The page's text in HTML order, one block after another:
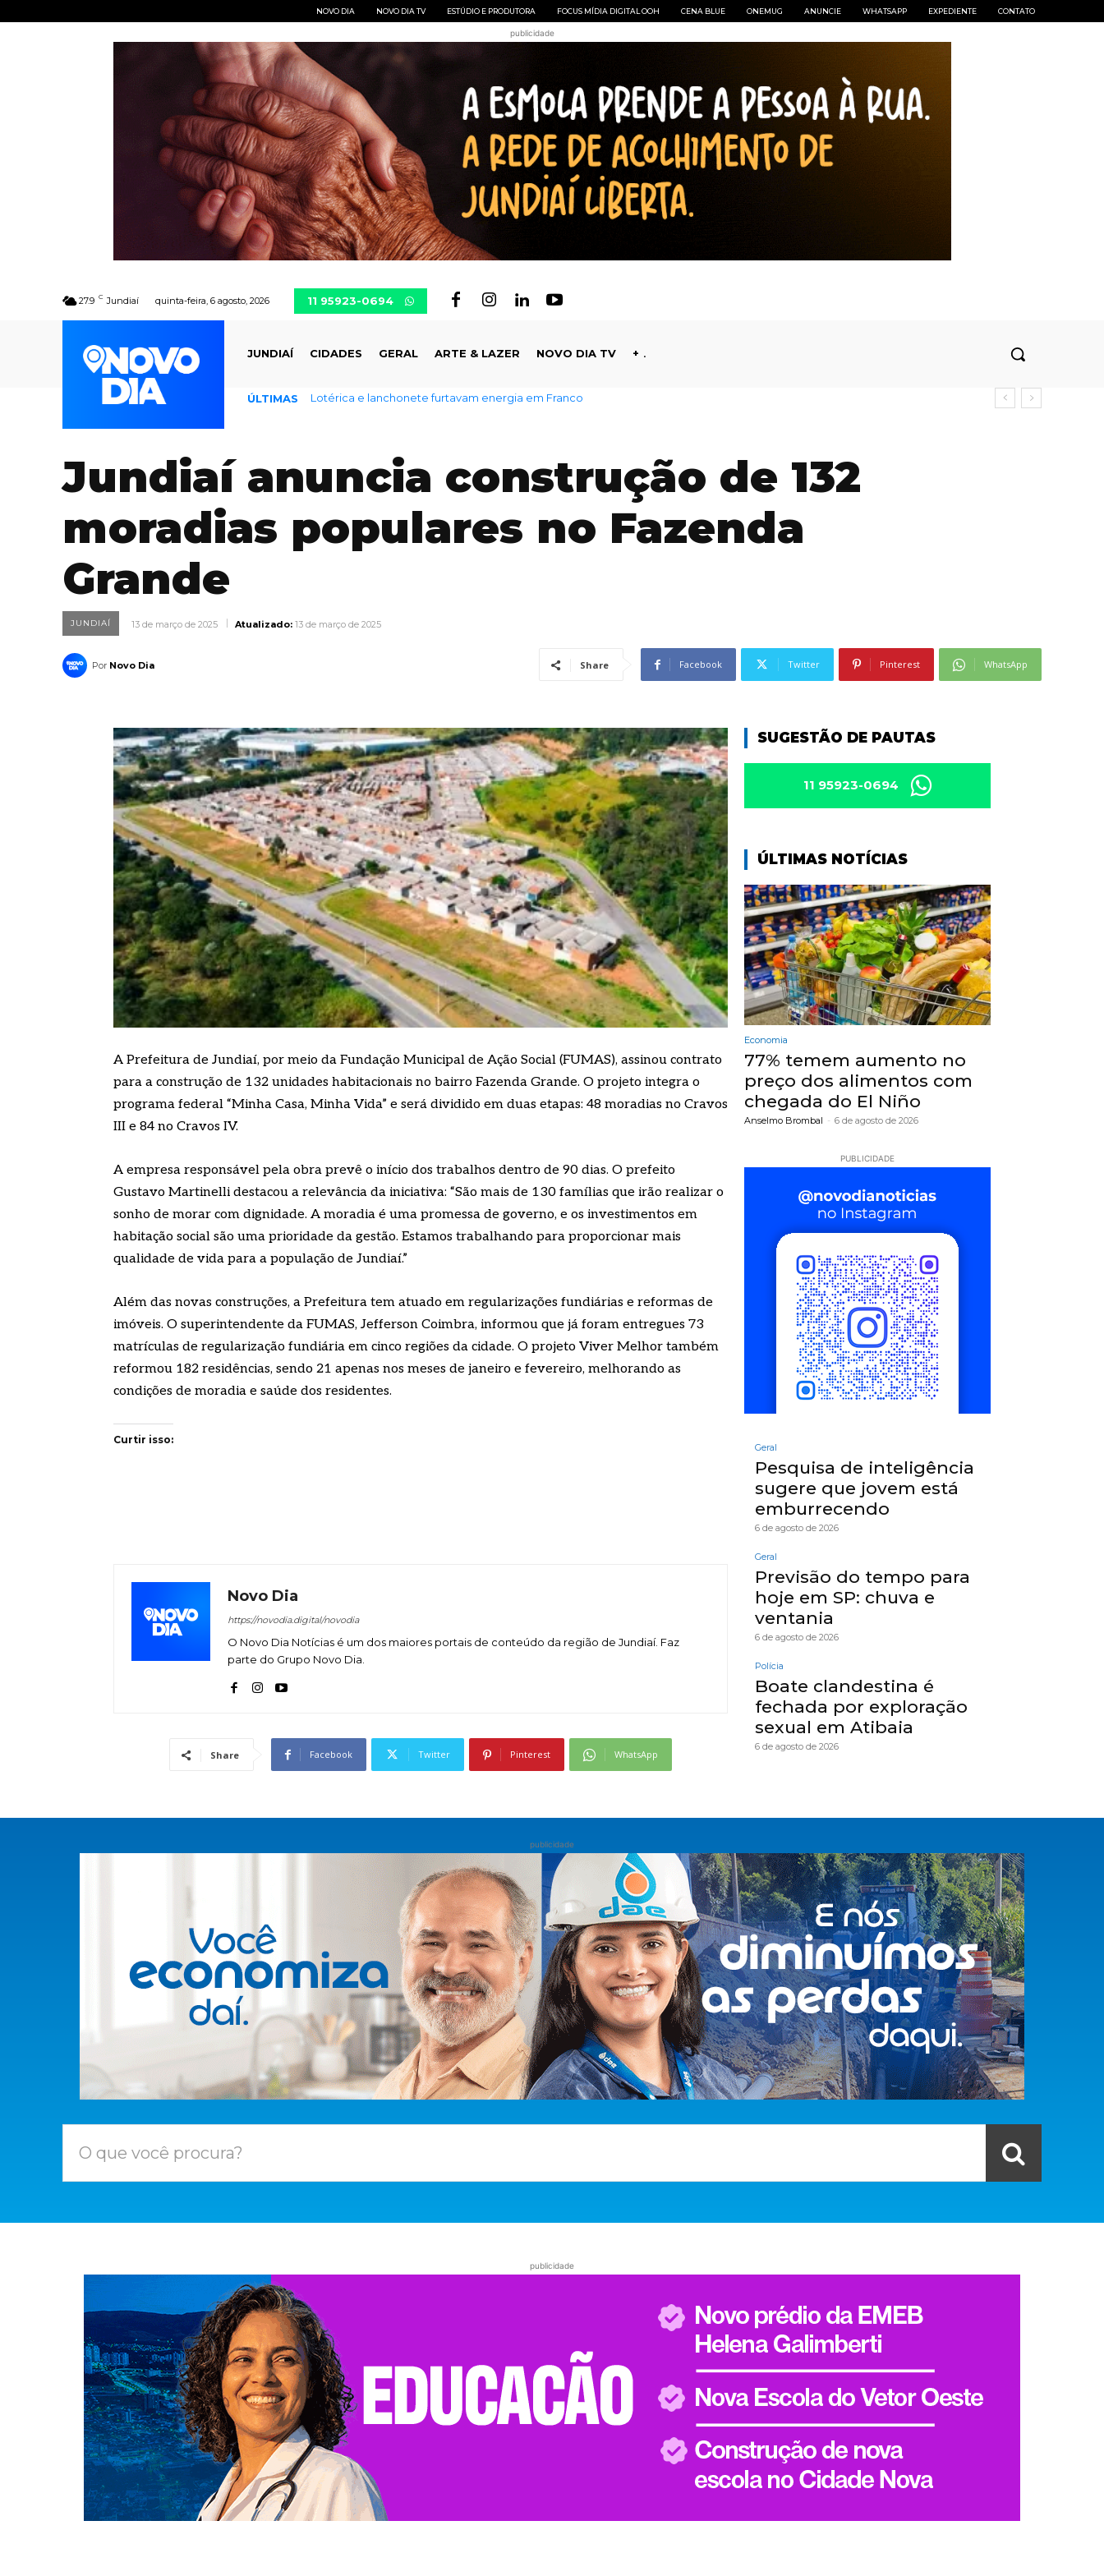
NOVO DIA NOVO DIA TV ESTÚDIO E PRODUTORA FOCUS MÍDIA DIGITAL OOH CENA BLUE ONEMUG ANUNCIE WHATSAPP EXPEDIENTE CONTATO
publicidade
27.9 C Jundiaí quinta-feira, 6 agosto, 2026 11 95923-0694
JUNDIAÍ CIDADES GERAL ARTE & LAZER NOVO DIA TV +
ÚLTIMAS 77% temem aumento no preço dos alimentos com chegada do El Niño
Jundiaí anuncia construção de 132
moradias populares no Fazenda
Grande
JUNDIAÍ 13 de março de 2025 Atualizado: 13 de março de 2025
Por Novo Dia Share Facebook Twitter Pinterest WhatsApp
A Prefeitura de Jundiaí, por meio da Fundação Municipal de Ação Social (FUMAS), assinou contrato
para a construção de 132 unidades habitacionais no bairro Fazenda Grande. O projeto integra o
programa federal “Minha Casa, Minha Vida” e será dividido em duas etapas: 48 moradias no Cravos
III e 84 no Cravos IV.
A empresa responsável pela obra prevê o início dos trabalhos dentro de 90 dias. O prefeito
Gustavo Martinelli destacou a relevância da iniciativa: “São mais de 130 famílias que irão realizar o
sonho de morar com dignidade. A moradia é uma promessa de governo, e os investimentos em
habitação social são uma prioridade da gestão. Estamos trabalhando para proporcionar mais
qualidade de vida para a população de Jundiaí.”
Além das novas construções, a Prefeitura tem atuado em regularizações fundiárias e reformas de
imóveis. O superintendente da FUMAS, Jefferson Coimbra, informou que já foram entregues 73
matrículas de regularização fundiária em cinco regiões da cidade. O projeto Viver Melhor também
reformou 182 residências, sendo 21 apenas nos meses de janeiro e fevereiro, melhorando as
condições de moradia e saúde dos residentes.
Curtir isso:
Novo Dia
https://novodia.digital/novodia
O Novo Dia Notícias é um dos maiores portais de conteúdo da região de Jundiaí. Faz
parte do Grupo Novo Dia.
Share Facebook Twitter Pinterest WhatsApp
SUGESTÃO DE PAUTAS
11 95923-0694
ÚLTIMAS NOTÍCIAS
Economia
77% temem aumento no
preço dos alimentos com
chegada do El Niño
Anselmo Brombal - 6 de agosto de 2026
PUBLICIDADE
Geral
Pesquisa de inteligência
sugere que jovem está
emburrecendo
6 de agosto de 2026
Geral
Previsão do tempo para
hoje em SP: chuva e
ventania
6 de agosto de 2026
Polícia
Boate clandestina é
fechada por exploração
sexual em Atibaia
6 de agosto de 2026
publicidade
O que você procura?
publicidade